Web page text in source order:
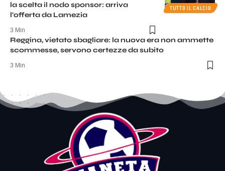
TUTTO IL CALCIO
la scelta il nodo sponsor: arriva
l’offerta da Lamezia
3 Min
Reggina, vietato sbagliare: la nuova era non ammette
scommesse, servono certezze da subito
3 Min